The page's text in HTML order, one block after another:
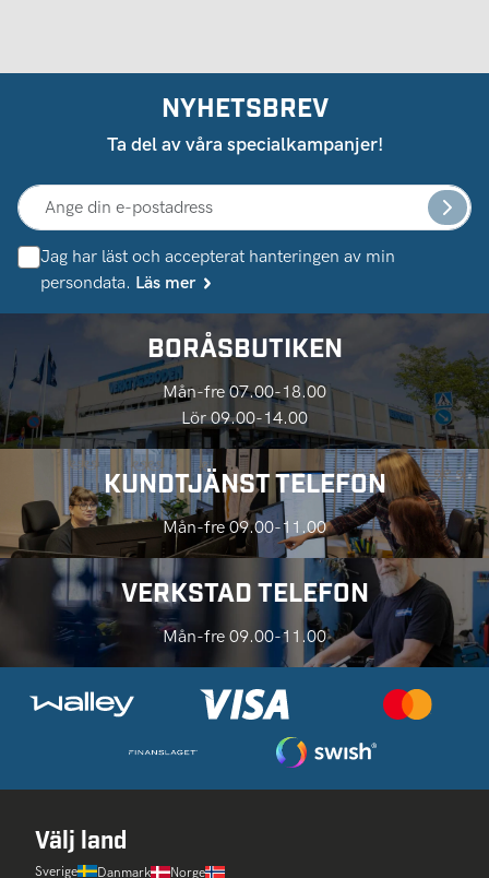
NYHETSBREV
Ta del av våra specialkampanjer!
Jag har läst och accepterat hanteringen av min
persondata. Läs mer
BORÅSBUTIKEN
Mån-fre 07.00-18.00
Lör 09.00-14.00
KUNDTJÄNST TELEFON
Mån-fre 09.00-11.00
VERKSTAD TELEFON
Mån-fre 09.00-11.00
Välj land
Sverige Danmark Norge